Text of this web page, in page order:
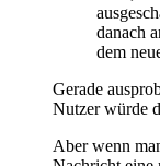
danach
dem
Gerade
Nutzer würde
Aber wenn